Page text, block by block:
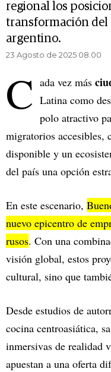
regional los
transformación del
argentino.
23 Agosto de 2025 08.00
C ada vez más
Latina como
polo atractivo
migratorios accesibles,
disponible y un
del país una opción
En este escenario,
nuevo epicentro de
rusos. Con una
visión global, estos
cultural, sino que
Desde estudios de
cocina centroasiática,
inmersivas de realidad
apuestan a una oferta